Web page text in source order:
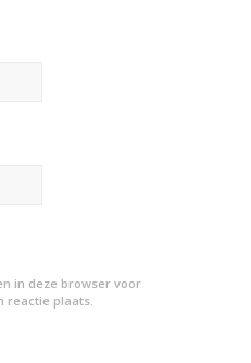
in deze browser voor
reactie plaats.